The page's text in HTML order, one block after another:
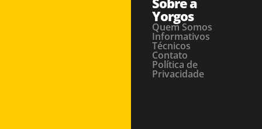
Yorgos
Quem Somos
Informativos
Técnicos
Contato
Política de
Privacidade